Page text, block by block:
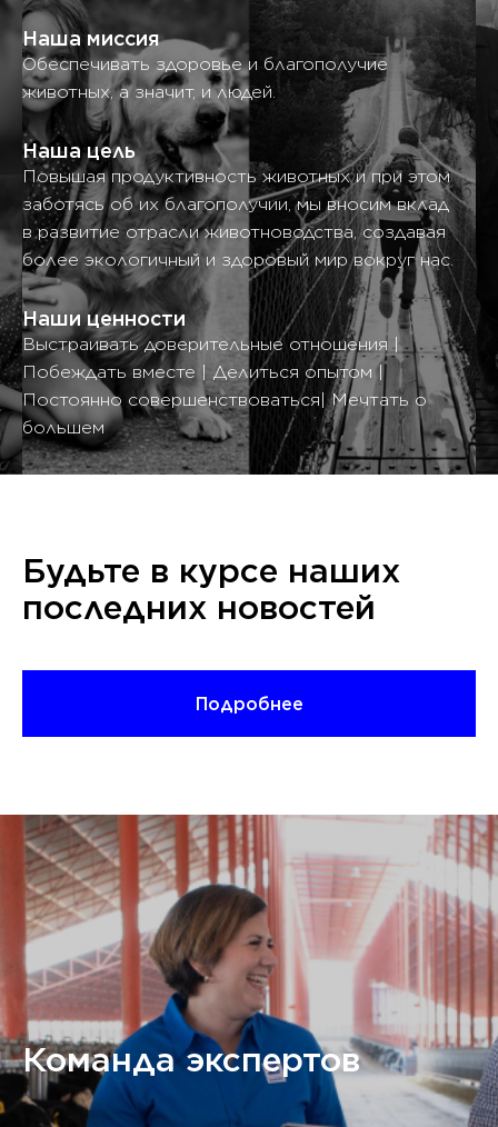
Наша миссия
Обеспечивать здоровье и благополучие
животных, а значит, и людей.
Наша цель
Повышая продуктивность животных и при этом
заботясь об их благополучии, мы вносим вклад
в развитие отрасли животноводства, создавая
более экологичный и здоровый мир вокруг нас.
Наши ценности
Выстраивать доверительные отношения |
Побеждать вместе | Делиться опытом |
Постоянно совершенствоваться| Мечтать о
большем
Будьте в курсе наших
последних новостей
Подробнее
Команда экспертов